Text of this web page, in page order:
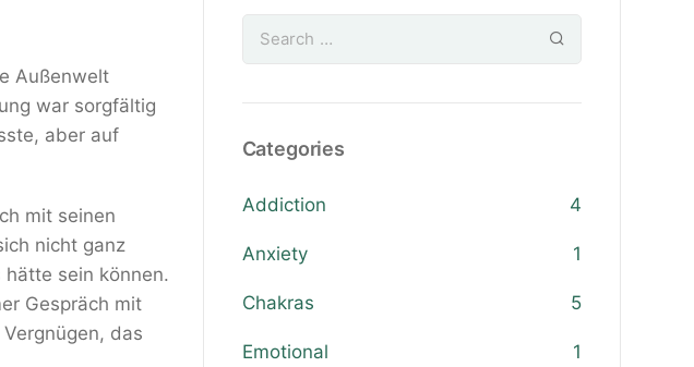
Außenwelt
war sorgfältig
aber auf
mit seinen
nicht ganz
sein können.
Gespräch mit
das
Categories
Addiction 4
Anxiety 1
Chakras 5
Emotional 1